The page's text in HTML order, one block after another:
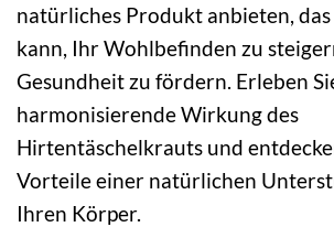
natürliches Produkt anbieten,
kann, Ihr Wohlbefinden zu
Gesundheit zu fördern. Erleben
harmonisierende Wirkung des
Hirtentäschelkrauts und
Vorteile einer natürlichen
Ihren Körper.